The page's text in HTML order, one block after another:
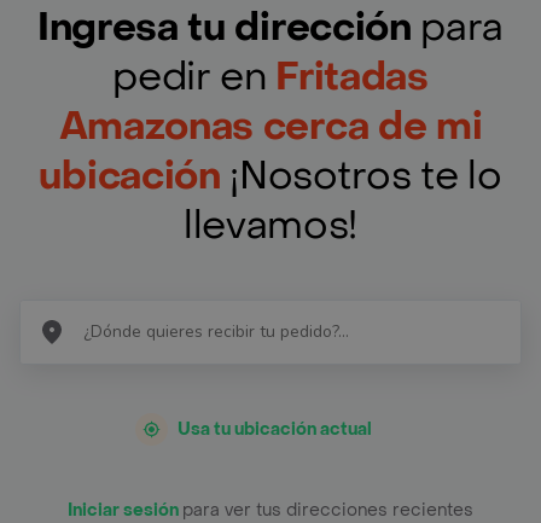
Ingresa tu dirección para
pedir en Fritadas
Amazonas cerca de mi
ubicación ¡Nosotros te lo
llevamos!
Usa tu ubicación actual
Iniciar sesión para ver tus direcciones recientes